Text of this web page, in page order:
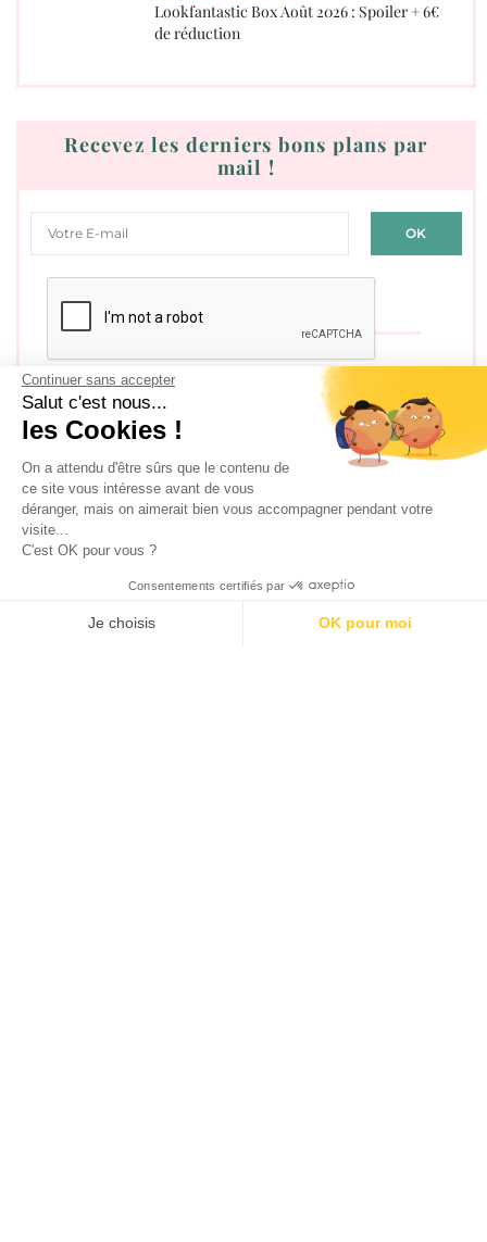
Continuer sans accepter
Salut c'est nous...
les Cookies !
On a attendu d'être sûrs que le contenu de
ce site vous intéresse avant de vous
déranger, mais on aimerait bien vous accompagner pendant votre
visite...
C'est OK pour vous ?
Consentements certifiés par
Je choisis OK pour moi
Lookfantastic Box Août 2026 : Spoiler + 6€
de réduction
Recevez les derniers bons plans par
mail !
J'accepte lesconditions générales d'utilisation
SÉLECTION DE BONS PLANS